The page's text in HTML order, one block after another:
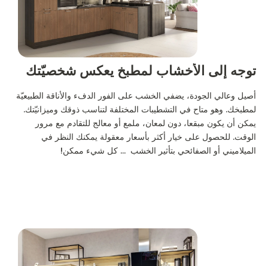
توجه إلى الأخشاب لمطبخ يعكس شخصيّتك
أصيل وعالي الجودة، يضفي الخشب على الفور الدفء والأناقة الطبيعيّة
لمطبخك. وهو متاح في التشطيبات المختلفة لتناسب ذوقك وميزانيّتك.
يمكن أن يكون مبقعا، دون لمعان، ملمع أو معالج للتقادم مع مرور
الوقت. للحصول على خيار أكثر بأسعار معقولة يمكنك النظر في
الميلاميني أو الصفائحي بتأثير الخشب ... كل شيء ممكن!